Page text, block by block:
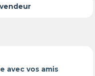
avec vos amis